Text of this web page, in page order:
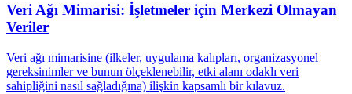
Veri Ağı Mimarisi: İşletmeler için Merkezi Olmayan
Veriler
Veri ağı mimarisine (ilkeler, uygulama kalıpları, organizasyonel
gereksinimler ve bunun ölçeklenebilir, etki alanı odaklı veri
sahipliğini nasıl sağladığına) ilişkin kapsamlı bir kılavuz.